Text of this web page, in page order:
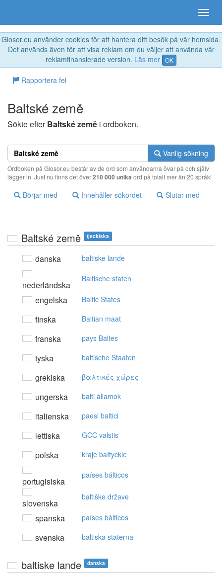
Glosor.eu använder cookies för att hantera ditt besök på vår hemsida.
Det används även för att visa reklam om du väljer att använda vår
reklamfinansierade version. Läs mer OK
Rapportera fel
Baltské země
Sökte efterBaltské země i ordboken.
Vanlig sökning
Ordboken på Glosor.eu består av de ord som användarna övar på och själv
lägger in. Just nu finns det över210 000 unika ord på totalt mer än 20 språk!
Börjar med Innehåller sökordet Slutar med
Baltské země tjeckiska
danska baltiske lande
nederländska
Baltische staten
engelska Baltic States
finska Baltian maat
franska pays Baltes
tyska baltische Staaten
grekiska βαλτικές χώρες
ungerska balti államok
italienska paesi baltici
lettiska GCC valstis
polska kraje bałtyckie
portugisiska
países bálticos
slovenska
baltiške države
spanska países bálticos
svenska baltiska staterna
baltiske lande danska